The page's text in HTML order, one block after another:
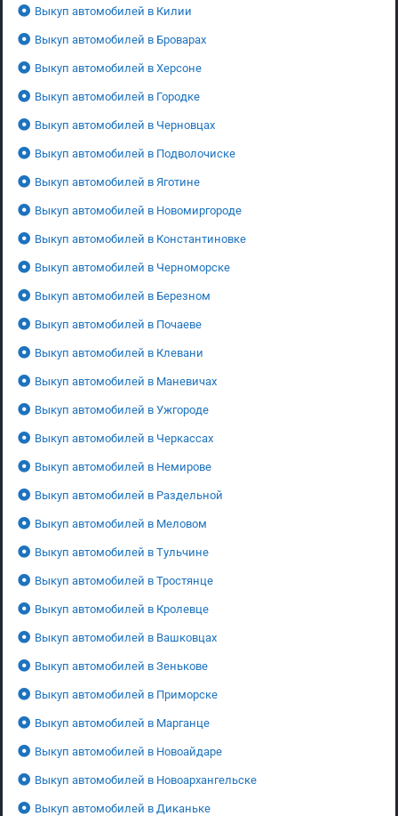
Выкуп автомобилей в Килии
Выкуп автомобилей в Броварах
Выкуп автомобилей в Херсоне
Выкуп автомобилей в Городке
Выкуп автомобилей в Черновцах
Выкуп автомобилей в Подволочиске
Выкуп автомобилей в Яготине
Выкуп автомобилей в Новомиргороде
Выкуп автомобилей в Константиновке
Выкуп автомобилей в Черноморске
Выкуп автомобилей в Березном
Выкуп автомобилей в Почаеве
Выкуп автомобилей в Клевани
Выкуп автомобилей в Маневичах
Выкуп автомобилей в Ужгороде
Выкуп автомобилей в Черкассах
Выкуп автомобилей в Немирове
Выкуп автомобилей в Раздельной
Выкуп автомобилей в Меловом
Выкуп автомобилей в Тульчине
Выкуп автомобилей в Тростянце
Выкуп автомобилей в Кролевце
Выкуп автомобилей в Вашковцах
Выкуп автомобилей в Зенькове
Выкуп автомобилей в Приморске
Выкуп автомобилей в Марганце
Выкуп автомобилей в Новоайдаре
Выкуп автомобилей в Новоархангельске
Выкуп автомобилей в Диканьке